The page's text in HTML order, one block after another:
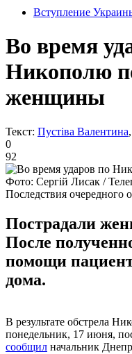
Вступление
Во время
Никополю
женщины
Текст: Пустіва Валентина
0
92
Фото: Сергій Лисак /
Последствия очередного
Пострадали
После
помощи
дома.
В результате обстрела
понедельник, 17 июня,
сообщил начальник